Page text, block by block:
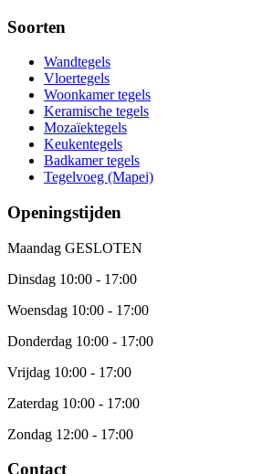
Soorten
Wandtegels
Vloertegels
Woonkamer tegels
Keramische tegels
Mozaïektegels
Keukentegels
Badkamer tegels
Tegelvoeg (Mapei)
Openingstijden
Maandag GESLOTEN
Dinsdag 10:00 - 17:00
Woensdag 10:00 - 17:00
Donderdag 10:00 - 17:00
Vrijdag 10:00 - 17:00
Zaterdag 10:00 - 17:00
Zondag 12:00 - 17:00
Contact